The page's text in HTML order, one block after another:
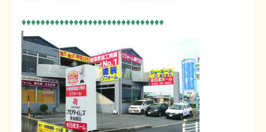
♦♦♦♦♦♦♦♦♦♦♦♦♦♦♦♦♦♦♦♦♦♦♦♦♦♦♦♦♦♦